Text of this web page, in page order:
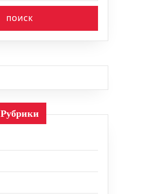
Рубрики